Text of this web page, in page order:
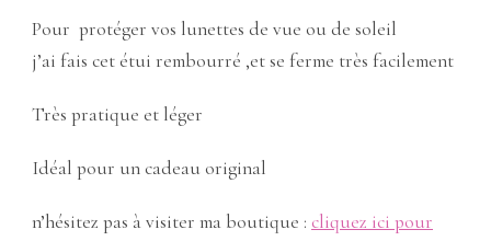
Pour protéger vos lunettes de vue ou de soleil
j’ai fais cet étui rembourré ,et se ferme très facilement
Très pratique et léger
Idéal pour un cadeau original
n’hésitez pas à visiter ma boutique : cliquez ici pour